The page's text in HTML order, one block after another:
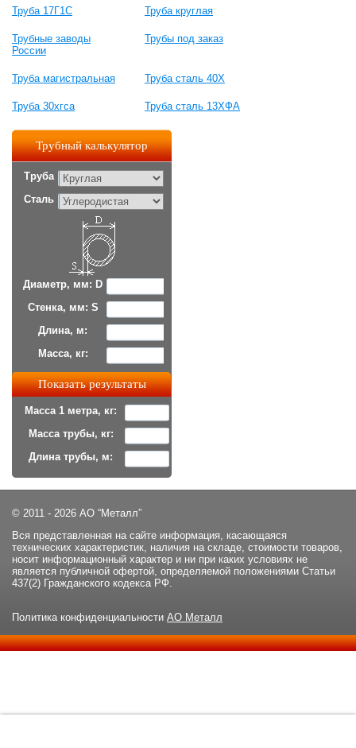
Труба 17Г1С Труба круглая
Трубные заводы
России
Трубы под заказ
Труба магистральная Труба сталь 40Х
Труба 30хгса Труба сталь 13ХФА
Трубный калькулятор
Труба
Сталь
Диаметр, мм: D
Стенка, мм: S
Длина, м:
Масса, кг:
Масса 1 метра, кг:
Масса трубы, кг:
Длина трубы, м:
© 2011 - 2026 АО “Металл”
Вся представленная на сайте информация, касающаяся
технических характеристик, наличия на складе, стоимости товаров,
носит информационный характер и ни при каких условиях не
является публичной офертой, определяемой положениями Статьи
437(2) Гражданского кодекса РФ.
Политика конфиденциальности АО Металл